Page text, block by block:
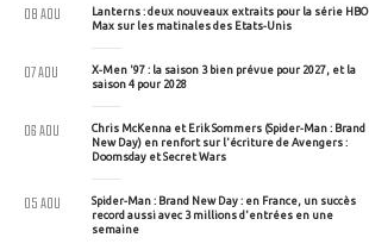
Lanterns : deux nouveaux extraits pour la série HBO
Max sur les matinales des Etats-Unis
08 AOU
X-Men '97 : la saison 3 bien prévue pour 2027, et la
saison 4 pour 2028
07 AOU
Chris McKenna et Erik Sommers (Spider-Man : Brand
New Day) en renfort sur l'écriture de Avengers :
Doomsday et Secret Wars
06 AOU
Spider-Man : Brand New Day : en France, un succès
record aussi avec 3 millions d'entrées en une
semaine
05 AOU